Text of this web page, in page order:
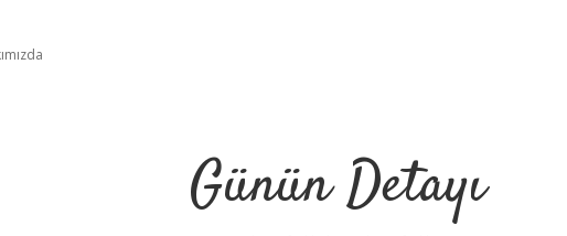
Günün Detayı